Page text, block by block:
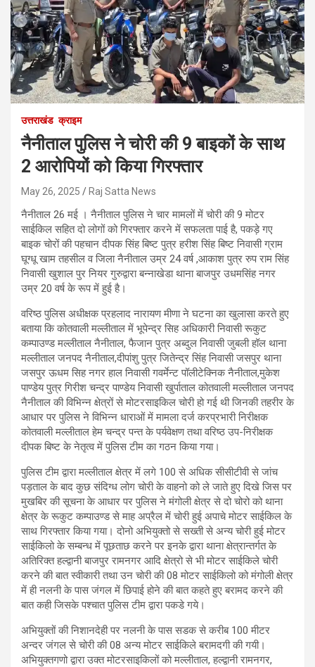
उत्तराखंड क्राइम
नैनीताल पुलिस ने चोरी की 9 बाइकों के साथ
2 आरोपियों को किया गिरफ्तार
May 26, 2025 Raj Satta News
नैनीताल 26 मई । नैनीताल पुलिस ने चार मामलों में चोरी की 9 मोटर
साईकिल सहित दो लोगों को गिरफ्तार करने में सफलता पाई है, पकड़े गए
बाइक चोरों की पहचान दीपक सिंह बिष्ट पुत्र हरीश सिंह बिष्ट निवासी ग्राम
घूग्धू खाम तहसील व जिला नैनीताल उम्र 24 वर्ष ,आकाश पुत्र रुप राम सिंह
निवासी खुशाल पुर नियर गुरुद्वारा बन्नाखेडा थाना बाजपुर उधमसिंह नगर
उम्र 20 वर्ष के रूप में हुई है।
वरिष्ठ पुलिस अधीक्षक प्रहलाद नारायण मीणा ने घटना का खुलासा करते हुए
बताया कि कोतवाली मल्लीताल में भूपेन्द्र सिह अधिकारी निवासी रूकुट
कम्पाउण्ड मल्लीताल नैनीताल, फैजान पुत्र अब्दुल निवासी जुबली हॉल थाना
मल्लीताल जनपद नैनीताल,दीपांशु पुत्र जितेन्द्र सिंह निवासी जसपुर थाना
जसपुर ऊधम सिह नगर हाल निवासी गवर्मेन्ट पॉलीटेक्निक नैनीताल,मुकेश
पाण्डेय पुत्र गिरीश चन्द्र पाण्डेय निवासी खुर्पाताल कोतवाली मल्लीताल जनपद
नैनीताल की विभिन्न क्षेत्रों से मोटरसाइकिल चोरी हो गई थी जिनकी तहरीर के
आधार पर पुलिस ने विभिन्न धाराओं में मामला दर्ज करप्रभारी निरीक्षक
कोतवाली मल्लीताल हेम चन्द्र पन्त के पर्यवेक्षण तथा वरिष्ठ उप-निरीक्षक
दीपक बिष्ट के नेतृत्व में पुलिस टीम का गठन किया गया।
पुलिस टीम द्वारा मल्लीताल क्षेत्र में लगे 100 से अधिक सीसीटीवी से जांच
पड़ताल के बाद कुछ संदिग्ध लोग चोरी के वाहनो को ले जाते हुए दिखे जिस पर
मुखबिर की सूचना के आधार पर पुलिस ने मंगोली क्षेत्र से दो चोरो को थाना
क्षेत्र के रूकुट कम्पाउण्ड से माह अप्रैल में चोरी हुई अपाचे मोटर साईकिल के
साथ गिरफ्तार किया गया। दोनो अभियुक्तो से सख्ती से अन्य चोरी हुई मोटर
साईकिलो के सम्बन्ध में पूछताछ करने पर इनके द्वारा थाना क्षेत्रान्तर्गत के
अतिरिक्त हल्द्वानी बाजपुर रामनगर आदि क्षेत्रो से भी मोटर साईकिले चोरी
करने की बात स्वीकारी तथा उन चोरी की 08 मोटर साईकिलो को मंगोली क्षेत्र
में ही नलनी के पास जंगल में छिपाई होने की बात कहते हुए बरामद करने की
बात कही जिसके पश्चात पुलिस टीम द्वारा पकडे गये।
अभियुक्तों की निशानदेही पर नलनी के पास सडक से करीब 100 मीटर
अन्दर जंगल से चोरी की 08 अन्य मोटर साईकिले बरामदगी की गयी।
अभियुक्तगणो द्वारा उक्त मोटरसाइकिलों को मल्लीताल, हल्द्वानी रामनगर,